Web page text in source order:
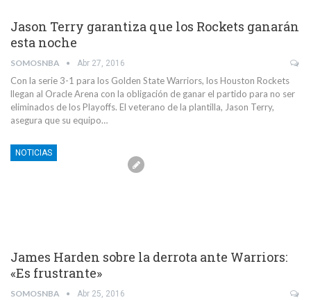
Jason Terry garantiza que los Rockets ganarán
esta noche
SOMOSNBA Abr 27, 2016
Con la serie 3-1 para los Golden State Warriors, los Houston Rockets
llegan al Oracle Arena con la obligación de ganar el partido para no ser
eliminados de los Playoffs. El veterano de la plantilla, Jason Terry,
asegura que su equipo…
NOTICIAS
James Harden sobre la derrota ante Warriors:
«Es frustrante»
SOMOSNBA Abr 25, 2016